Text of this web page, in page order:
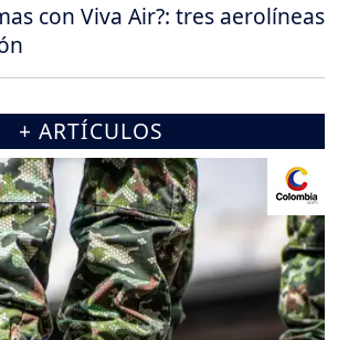
con Viva Air?: tres aerolíneas
+ ARTÍCULOS